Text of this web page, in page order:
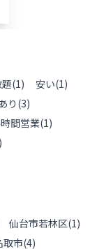
(1) 安い(1)
り (3)
間営業(1)
)
仙台市若林区(1)
取市(4)